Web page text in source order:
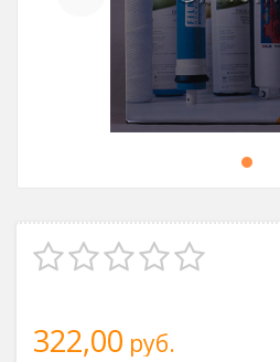
322,00 руб.